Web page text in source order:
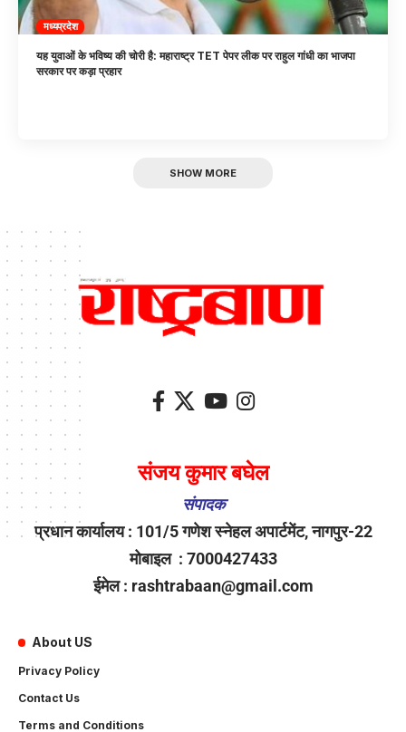
मध्यप्रदेश
यह युवाओं के भविष्य की चोरी है: महाराष्ट्र TET पेपर लीक पर राहुल गांधी का भाजपा
सरकार पर कड़ा प्रहार
SHOW MORE
संजय कुमार बघेल
संपादक
प्रधान कार्यालय : 101/5 गणेश स्नेहल अपार्टमेंट, नागपुर-22
मोबाइल : 7000427433
ईमेल : rashtrabaan@gmail.com
About US
Privacy Policy
Contact Us
Terms and Conditions